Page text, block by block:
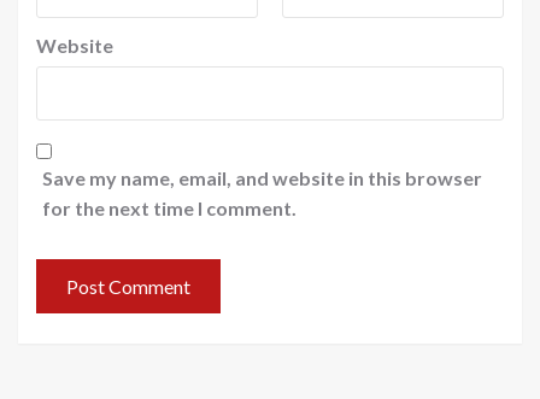
Website
Save my name, email, and website in this browser
for the next time I comment.